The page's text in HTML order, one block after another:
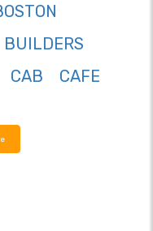
BUILDERS
CAB
CAFE